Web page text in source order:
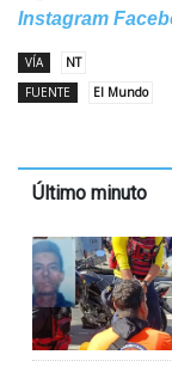
Instagram
VÍA
NT
FUENTE
El Mundo
Último minuto